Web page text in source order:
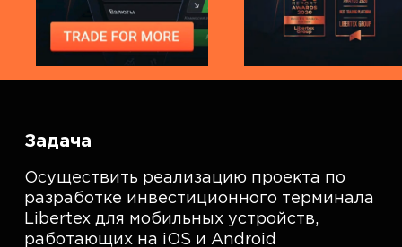
Задача
Осуществить реализацию проекта по
разработке инвестиционного терминала
Libertex для мобильных устройств,
работающих на iOS и Android